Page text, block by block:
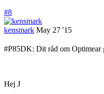
#8
kensmark May 27 '15
#P85DK: Dit råd om Optimear
Hej J